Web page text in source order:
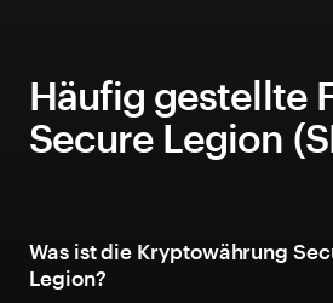
Häufig gestellte
Secure Legion
Was ist die Kryptowährung
Legion?